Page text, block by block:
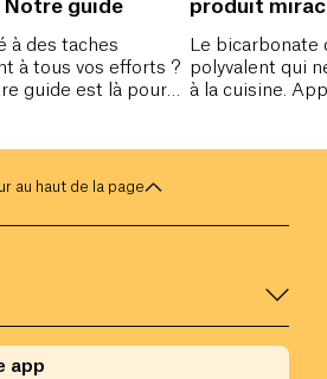
Notre guide
à des taches
à tous vos efforts ?
guide est là pour
simples et
des taches de
produit
Le bicarbonate
polyvalent qui
à la cuisine.
au haut de la page
app